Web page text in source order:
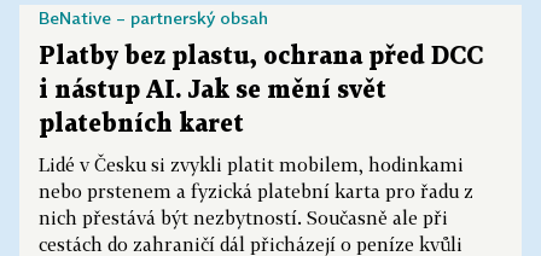
Platby bez plastu, ochrana před DCC
i nástup AI. Jak se mění svět
platebních karet
Lidé v Česku si zvykli platit mobilem, hodinkami
nebo prstenem a fyzická platební karta pro řadu z
nich přestává být nezbytností. Současně ale při
cestách do zahraničí dál přicházejí o peníze kvůli
BeNative – partnerský obsah